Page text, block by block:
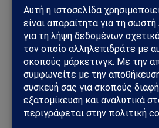
Συμφωνία της Μέκκας: Τουρκία,
Πακιστάν δημιουργούν νέο αμυντικό
για την Ελλάδα
Ηλεκτρική διασύνδεση
τον έλεγχο του GSI – Η Γαλλία
γεωπολιτικό παιχνίδι
Σαουδική Αραβία – Υεμένη: Το Ριάντ
στρατιωτική επιχείρηση – Στο